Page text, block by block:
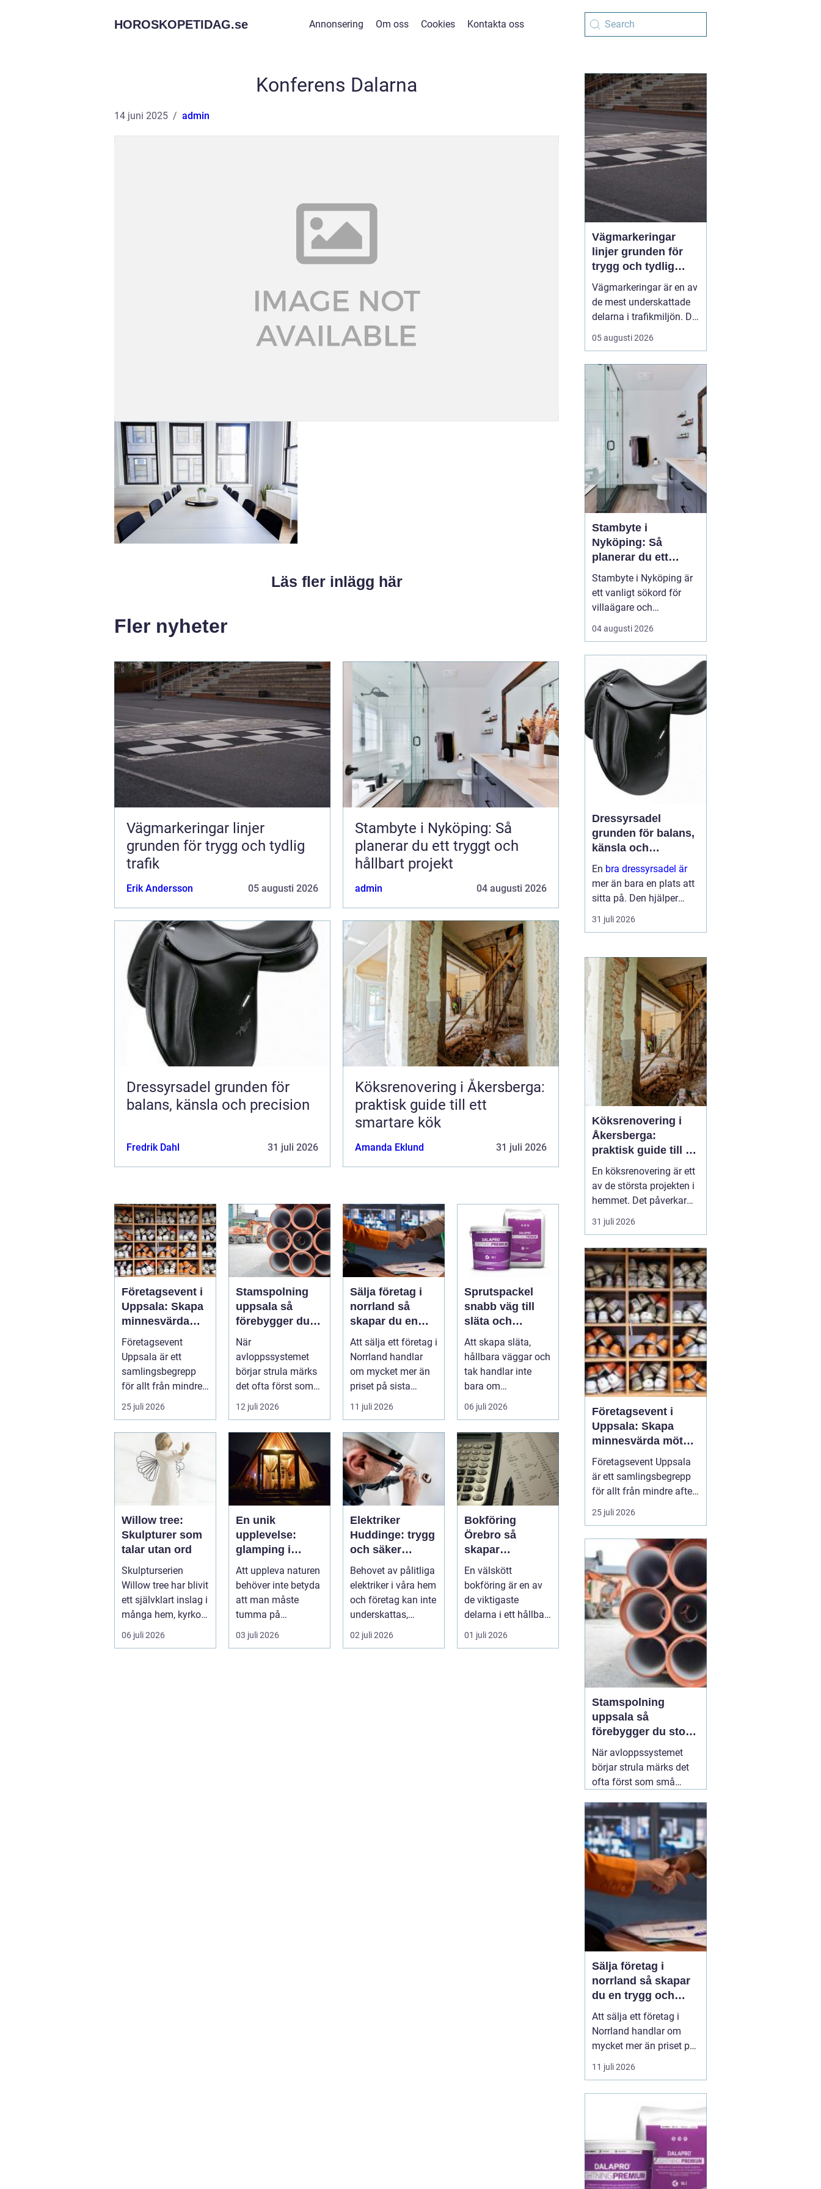
HOROSKOPETIDAG.se Annonsering Om oss Cookies Kontakta oss
Konferens Dalarna
14 juni 2025 admin
Läs fler inlägg här
Fler nyheter
Vägmarkeringar linjer
grunden för trygg och tydlig
trafik
Erik Andersson 05 augusti 2026
Stambyte i Nyköping: Så
planerar du ett tryggt och
hållbart projekt
admin 04 augusti 2026
Dressyrsadel grunden för
balans, känsla och precision
Fredrik Dahl 31 juli 2026
Köksrenovering i Åkersberga:
praktisk guide till ett
smartare kök
Amanda Eklund 31 juli 2026
Företagsevent i
Uppsala: Skapa
minnesvärda
möten som
bygger starkare
team
Företagsevent
Uppsala är ett
samlingsbegrepp
för allt från mindre
after work-tr...
25 juli 2026
Stamspolning
uppsala så
förebygger du
stopp och
vattenskador i
fastigheten
När
avloppssystemet
börjar strula märks
det ofta först som
små
irritationsmoment:
långsam avrinning
12 juli 2026
Sälja företag i
norrland så
skapar du en
trygg och
lönsam affär
Att sälja ett företag i
Norrland handlar
om mycket mer än
priset på sista
raden. För många
entrepren...
11 juli 2026
Sprutspackel
snabb väg till
släta och
hållbara ytor
Att skapa släta,
hållbara väggar och
tak handlar inte
bara om
hantverksskicklighe
t. Valet av materia...
06 juli 2026
Willow tree:
Skulpturer som
talar utan ord
Skulpturserien
Willow tree har blivit
ett självklart inslag i
många hem, kyrkor
och kapel...
06 juli 2026
En unik
upplevelse:
glamping i
Sverige
Att uppleva naturen
behöver inte betyda
att man måste
tumma på
bekvämligheten....
03 juli 2026
Elektriker
Huddinge: trygg
och säker
elinstallation
Behovet av pålitliga
elektriker i våra hem
och företag kan inte
underskattas,
s&aum...
02 juli 2026
Bokföring
Örebro så
skapar
företagare
trygghet i
ekonomin
En välskött
bokföring är en av
de viktigaste
delarna i ett hållbart
företagande. När
siffrorna stämm...
01 juli 2026
Vägmarkeringar
linjer grunden för
trygg och tydlig
trafik
Vägmarkeringar är en av
de mest underskattade
delarna i trafikmiljön. De
syns överallt, men märks
ofta först när de saknas
vägmarkeringar linjer
skaparstruktur,...
05 augusti 2026
Stambyte i
Nyköping: Så
planerar du ett
tryggt och hållbart
projekt
Stambyte i Nyköping är
ett vanligt sökord för
villaägare och
bostadsrättsföreningar
som börjar se
rörsystemet. Många vill
förstå när rören faktiskt
beh...
04 augusti 2026
Dressyrsadel
grunden för balans,
känsla och
precision
En bra dressyrsadel är
mer än bara en plats att
sitta på. Den hjälper
ryttaren att hitta en
lodrät, stabil sits, ger
genom ryggen och gör
det möjligt att
kommunic...
31 juli 2026
Köksrenovering i
Åkersberga:
praktisk guide till ett
smartare kök
En köksrenovering är ett
av de största projekten i
hemmet. Det påverkar
vardagen, hemmets
värde och hur hela
den som planerar
köksrenovering
Åkersberga gäller det att
kombinera smar...
31 juli 2026
Företagsevent i
Uppsala: Skapa
minnesvärda möten
som bygger
starkare team
Företagsevent Uppsala
är ett samlingsbegrepp
för allt från mindre after
work-träffar till större
konferenser och
Fyrishovs bowling är ett
exempel på hur en
genomtänkt miljö kan...
25 juli 2026
Stamspolning
uppsala så
förebygger du stopp
och vattenskador i
fastigheten
När avloppssystemet
börjar strula märks det
ofta först som små
långsam avrinning i kök
och badrum, bubblor i
handfatet eller en svag
men återkommande
avloppslukt. För många
fastighetsägare i
Uppsala är
Sälja företag i
norrland så skapar
du en trygg och
lönsam affär
Att sälja ett företag i
Norrland handlar om
mycket mer än priset på
sista raden. För många
entreprenörer är det en
process där årtionden av
arbete, relationer och
identitet ska byta ägare.
Samtidigt finns stora
möjligheter: intre...
11 juli 2026